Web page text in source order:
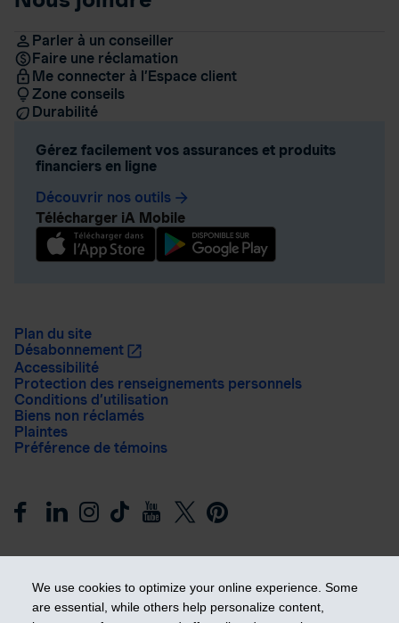
We use cookies to optimize your online experience. Some
are essential, while others help personalize content,
Parler à un conseiller
Faire une réclamation
Me connecter à l’Espace client
Zone conseils
Durabilité
Gérez facilement vos assurances et produits
financiers en ligne
Découvrir nos outils arrow_forward
Télécharger iA Mobile
Plan du site
Désabonnement
Accessibilité
Protection des renseignements personnels
Conditions d’utilisation
Biens non réclamés
Plaintes
Préférence de témoins